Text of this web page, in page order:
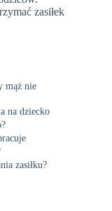
zasiłek
mąż nie
na dziecko
zasiłku?